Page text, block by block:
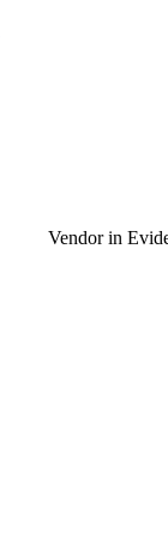
Vendor in